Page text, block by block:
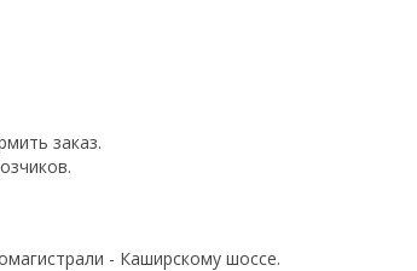
заказ.
- Каширскому шоссе.